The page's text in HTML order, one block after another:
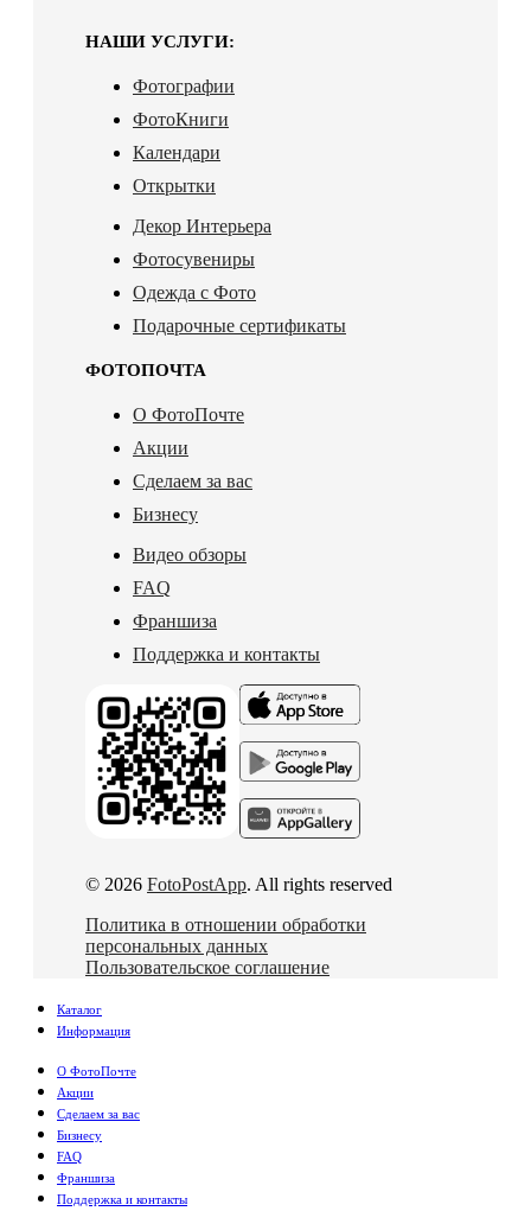
НАШИ УСЛУГИ:
Фотографии
ФотоКниги
Календари
Открытки
Декор Интерьера
Фотосувениры
Одежда с Фото
Подарочные сертификаты
ФОТОПОЧТА
О ФотоПочте
Акции
Сделаем за вас
Бизнесу
Видео обзоры
FAQ
Франшиза
Поддержка и контакты
© 2026 FotoPostApp. All rights reserved
Политика в отношении обработки
персональных данных
Пользовательское соглашение
Каталог
Информация
О ФотоПочте
Акции
Сделаем за вас
Бизнесу
FAQ
Франшиза
Поддержка и контакты